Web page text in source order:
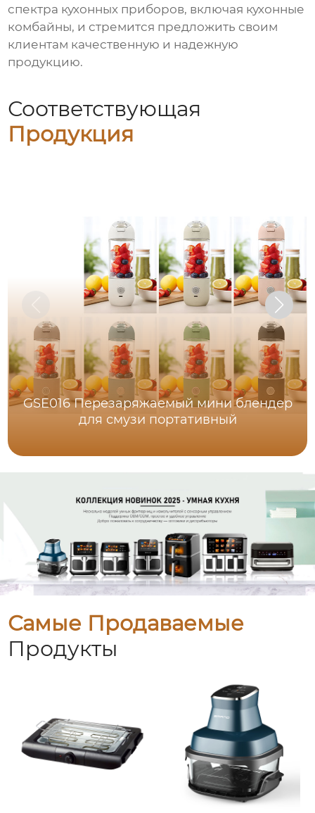
спектра кухонных приборов, включая кухонные
комбайны, и стремится предложить своим
клиентам качественную и надежную
продукцию.
Соответствующая
Продукция
GSE016 Перезаряжаемый мини блендер
для смузи портативный
Самые Продаваемые
Продукты